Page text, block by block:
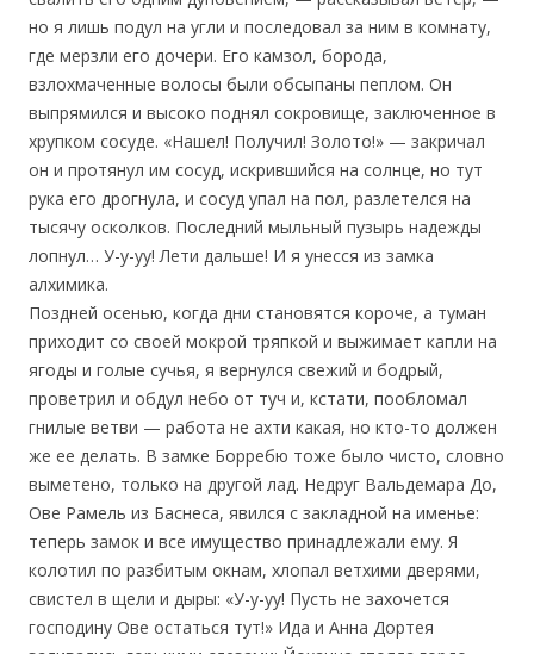
но я лишь подул на угли и последовал за ним в комнату,
где мерзли его дочери. Его камзол, борода,
взлохмаченные волосы были обсыпаны пеплом. Он
выпрямился и высоко поднял сокровище, заключенное в
хрупком сосуде. «Нашел! Получил! Золото!» — закричал
он и протянул им сосуд, искрившийся на солнце, но тут
рука его дрогнула, и сосуд упал на пол, разлетелся на
тысячу осколков. Последний мыльный пузырь надежды
лопнул… У-у-уу! Лети дальше! И я унесся из замка
алхимика.
Поздней осенью, когда дни становятся короче, а туман
приходит со своей мокрой тряпкой и выжимает капли на
ягоды и голые сучья, я вернулся свежий и бодрый,
проветрил и обдул небо от туч и, кстати, пообломал
гнилые ветви — работа не ахти какая, но кто-то должен
же ее делать. В замке Борребю тоже было чисто, словно
выметено, только на другой лад. Недруг Вальдемара До,
Ове Рамель из Баснеса, явился с закладной на именье:
теперь замок и все имущество принадлежали ему. Я
колотил по разбитым окнам, хлопал ветхими дверями,
свистел в щели и дыры: «У-у-уу! Пусть не захочется
господину Ове остаться тут!» Ида и Анна Дортея